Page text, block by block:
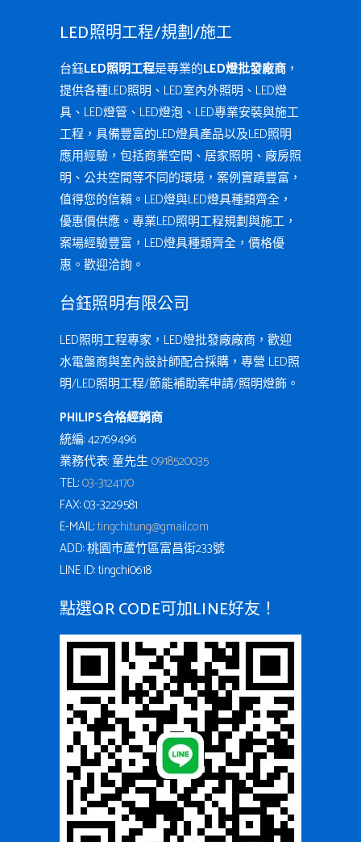
LED照明工程/規劃/施工
台鈺LED照明工程是專業的LED燈批發廠商 ，
提供各種LED照明、LED室內外照明、LED燈
具、LED燈管、LED燈泡、LED專業安裝與施工
工程，具備豐富的LED燈具產品以及LED照明
應用經驗，包括商業空間、居家照明、廠房照
明、公共空間等不同的環境，案例實蹟豐富，
值得您的信賴。LED燈與LED燈具種類齊全，
優惠價供應。專業LED照明工程規劃與施工，
案場經驗豐富，LED燈具種類齊全，價格優
惠。歡迎洽詢。
台鈺照明有限公司
LED照明工程專家，LED燈批發廠廠商，歡迎
水電盤商與室內設計師配合採購，專營 LED照
明/LED照明工程/節能補助案申請/照明燈飾。
PHILIPS合格經銷商
統編: 42769496
業務代表: 童先生0918520035
TEL:03-3124170
FAX: 03-3229581
E-MAIL:tingchi.tung@gmail.com
ADD: 桃園市蘆竹區富昌街233號
LINE ID: tingchi0618
點選QR CODE可加LINE好友！